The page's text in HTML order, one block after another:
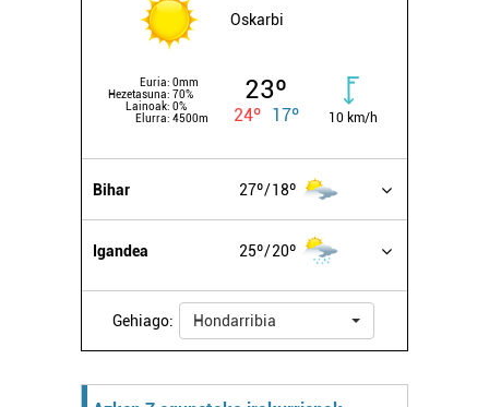
Oskarbi
Euria: 0mm
Hezetasuna: 70%
Lainoak: 0%
Elurra: 4500m
23º
24º 17º 10 km/h
Bihar 27º 18º
Igandea 25º 20º
Gehiago: Hondarribia